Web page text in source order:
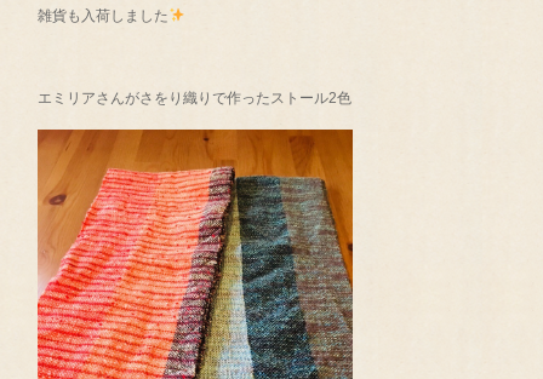
雑貨も入荷しました
エミリアさんがさをり織りで作ったストール2色